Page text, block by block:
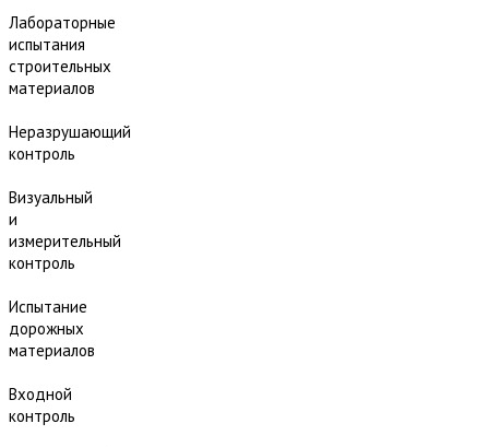
Лабораторные
испытания
строительных
материалов
Неразрушающий
контроль
Визуальный
и
измерительный
контроль
Испытание
дорожных
материалов
Входной
контроль